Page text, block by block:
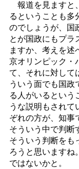
報道を見ますと
るということも多
のでしょうが、国
とが国政にもプラ
ますか、考えを
京オリンピック・
て、それに対して
ういう面でも国
る人がいるという
うな説明もされ
ぞれの方が、知事
そういう中で判断
そういう判断をも
ろうと思いますね
ではないかと。